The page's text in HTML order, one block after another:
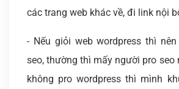
các trang web khác về, đi link nội
- Nếu giỏi web wordpress thì
seo, thường thì mấy người pro seo
không pro wordpress thì mình